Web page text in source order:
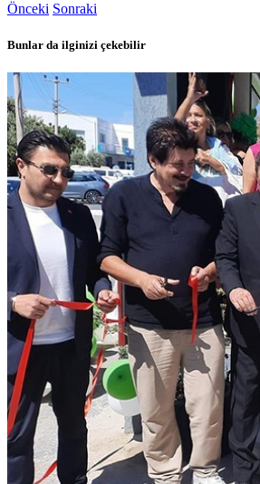
Önceki Sonraki
Bunlar da ilginizi çekebilir